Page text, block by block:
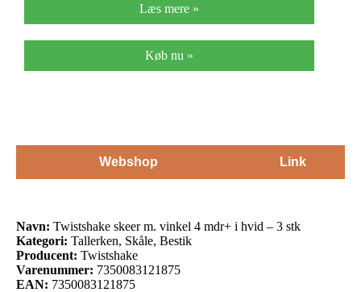
Læs mere »
Køb nu »
Webshop Link
Navn: Twistshake skeer m. vinkel 4 mdr+ i hvid – 3 stk
Kategori: Tallerken, Skåle, Bestik
Producent: Twistshake
Varenummer: 7350083121875
EAN: 7350083121875